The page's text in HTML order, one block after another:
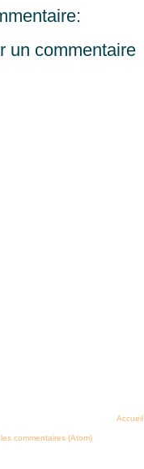
un commentaire
Accueil
commentaires (Atom)